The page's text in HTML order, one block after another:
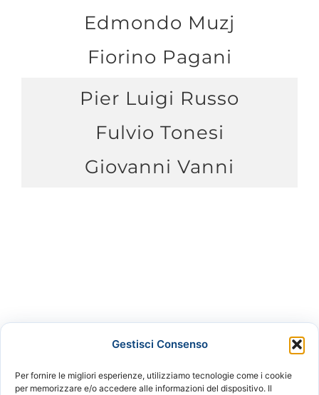
Gestisci Consenso
Per fornire le migliori esperienze, utilizziamo tecnologie come i cookie
per memorizzare e/o accedere alle informazioni del dispositivo. Il
Edmondo Muzj
Fiorino Pagani
Pier Luigi Russo
Fulvio Tonesi
Giovanni Vanni